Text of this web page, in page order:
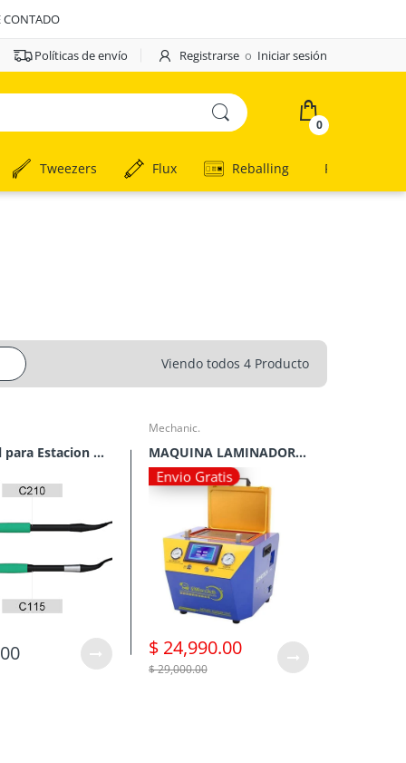
CONTADO
Políticas de envío Registrarse o Iniciar sesión
0
Tweezers Flux Reballing Remates
Viendo todos 4 Producto
Maneral para Estacion de Soldadura Sugon T3602
Mechanic.
MAQUINA LAMINADORA Y AUTOCLAVE VACIO MECHANIC iMARK 6
Envio Gratis
$ 24,990.00
$ 29,000.00